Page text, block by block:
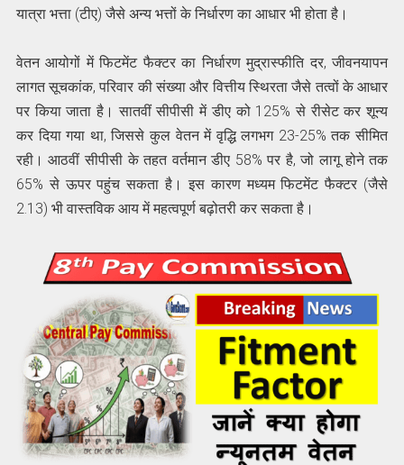
यात्रा भत्ता (टीए) जैसे अन्य भत्तों के निर्धारण का आधार भी होता है।
वेतन आयोगों में फिटमेंट फैक्टर का निर्धारण मुद्रास्फीति दर, जीवनयापन
लागत सूचकांक, परिवार की संख्या और वित्तीय स्थिरता जैसे तत्वों के आधार
पर किया जाता है। सातवीं सीपीसी में डीए को 125% से रीसेट कर शून्य
कर दिया गया था, जिससे कुल वेतन में वृद्धि लगभग 23-25% तक सीमित
रही। आठवीं सीपीसी के तहत वर्तमान डीए 58% पर है, जो लागू होने तक
65% से ऊपर पहुंच सकता है। इस कारण मध्यम फिटमेंट फैक्टर (जैसे
2.13) भी वास्तविक आय में महत्वपूर्ण बढ़ोतरी कर सकता है।